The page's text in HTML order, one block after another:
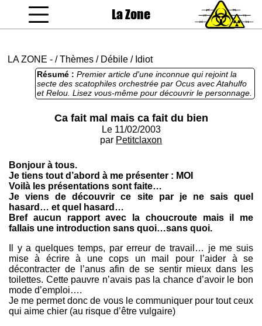
La Zone
LA ZONE - /Thèmes / Débile / Idiot
Résumé : Premier article d'une inconnue qui rejoint la
secte des scatophiles orchestrée par Ocus avec Atahulfo
et Relou. Lisez vous-même pour découvrir le personnage.
Ca fait mal mais ca fait du bien
Le 11/02/2003
par Petitclaxon
Bonjour à tous.
Je tiens tout d’abord à me présenter : MOI
Voilà les présentations sont faite…
Je viens de découvrir ce site par je ne sais quel
hasard… et quel hasard…
Bref aucun rapport avec la choucroute mais il me
fallais une introduction sans quoi…sans quoi.
Il y a quelques temps, par erreur de travail… je me suis
mise à écrire à une cops un mail pour l’aider à se
décontracter de l’anus afin de se sentir mieux dans les
toilettes. Cette pauvre n’avais pas la chance d’avoir le bon
mode d’emploi….
Je me permet donc de vous le communiquer pour tout ceux
qui aime chier (au risque d’être vulgaire)